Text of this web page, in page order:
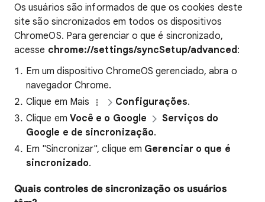
Os usuários são informados de que os cookies deste
site são sincronizados em todos os dispositivos
ChromeOS. Para gerenciar o que é sincronizado,
acesse chrome://settings/syncSetup/advanced:
Em um dispositivo ChromeOS gerenciado, abra o
navegador Chrome.
Clique em Mais
Configurações.
Clique em Você e o Google
Serviços do
Google e de sincronização.
Em "Sincronizar", clique em Gerenciar o que é
sincronizado.
Quais controles de sincronização os usuários